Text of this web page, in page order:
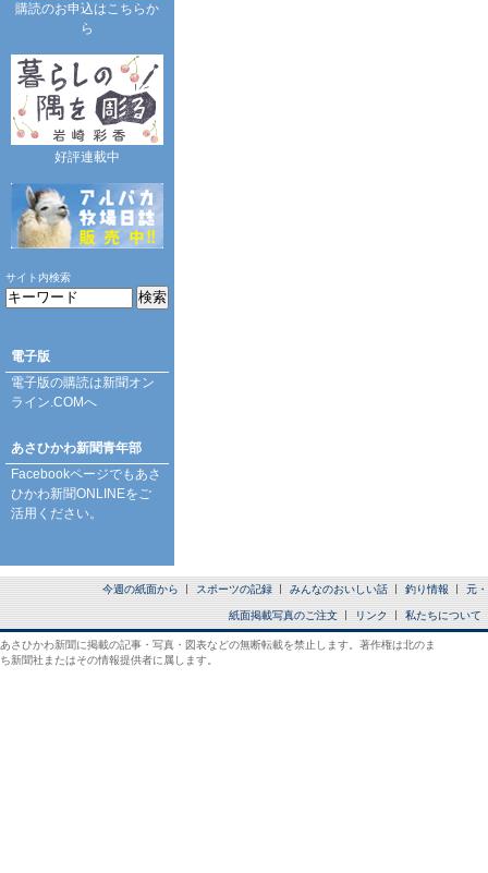
購読のお申込はこちらか
ら
好評連載中
サイト内検索
電子版
電子版の購読は新聞オン
ライン.COMへ
あさひかわ新聞青年部
Facebookページでもあさ
ひかわ新聞ONLINEをご
活用ください。
今週の紙面から スポーツの記録 みんなのおいしい話 釣り情報 元
紙面掲載写真のご注文 リンク 私たちについて
あさひかわ新聞に掲載の記事・写真・図表などの無断転載を禁止します。著作権は北のま
ち新聞社またはその情報提供者に属します。